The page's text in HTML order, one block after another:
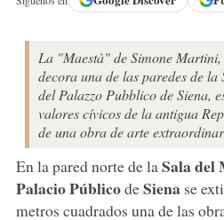
La "Maestà" de Simone
decora una de las paredes de
del Palazzo Pubblico de Siena,
valores cívicos de la antigua
de una obra de arte
En la pared norte de la Sala del
Palacio PúblicodeSiena se
metros cuadrados una de las